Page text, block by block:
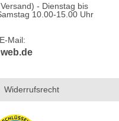
- Dienstag bis
10.00-15.00 Uhr
Mail:
Widerrufsrecht